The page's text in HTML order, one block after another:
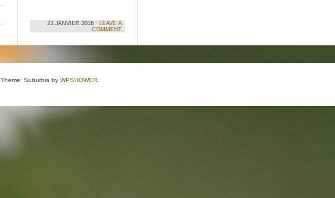
23 JANVIER 2016 · LEAVE A
COMMENT
Theme: Suburbia by WPSHOWER